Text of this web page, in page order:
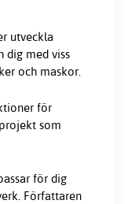
utveckla
dig med viss
och maskor.
för
som
för dig
Författaren